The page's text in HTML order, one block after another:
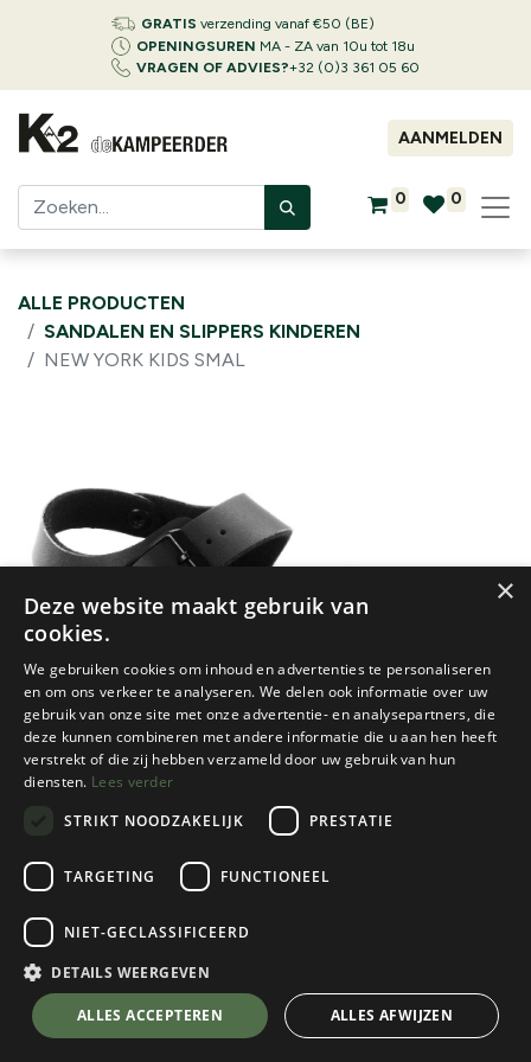
GRATIS verzending vanaf €50 (BE)
OPENINGSUREN MA - ZA van 10u tot 18u
VRAGEN OF ADVIES?+32 (0)3 361 05 60
AANMELDEN
0 0
ALLE PRODUCTEN
SANDALEN EN SLIPPERS KINDEREN
NEW YORK KIDS SMAL
Birkenstock
New York Kids Smal
Black
Kies een maat
💬 Stel je vraag over dit product via WhatsApp
×
Deze website maakt gebruik van
cookies.
We gebruiken cookies om inhoud en advertenties te personaliseren
en om ons verkeer te analyseren. We delen ook informatie over uw
gebruik van onze site met onze advertentie- en analysepartners, die
deze kunnen combineren met andere informatie die u aan hen heeft
verstrekt of die zij hebben verzameld door uw gebruik van hun
diensten. Lees verder
STRIKT NOODZAKELIJK
PRESTATIE
TARGETING FUNCTIONEEL
NIET-GECLASSIFICEERD
DETAILS WEERGEVEN
ALLES ACCEPTEREN ALLES AFWIJZEN